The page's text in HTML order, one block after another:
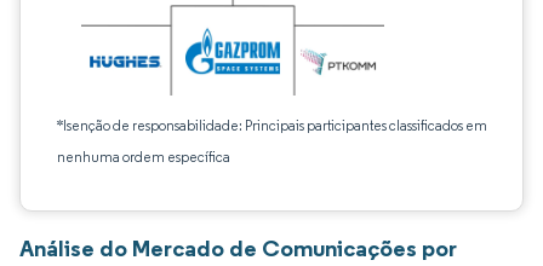
*Isenção de responsabilidade: Principais participantes classificados em
nenhuma ordem específica
Análise do Mercado de Comunicações por